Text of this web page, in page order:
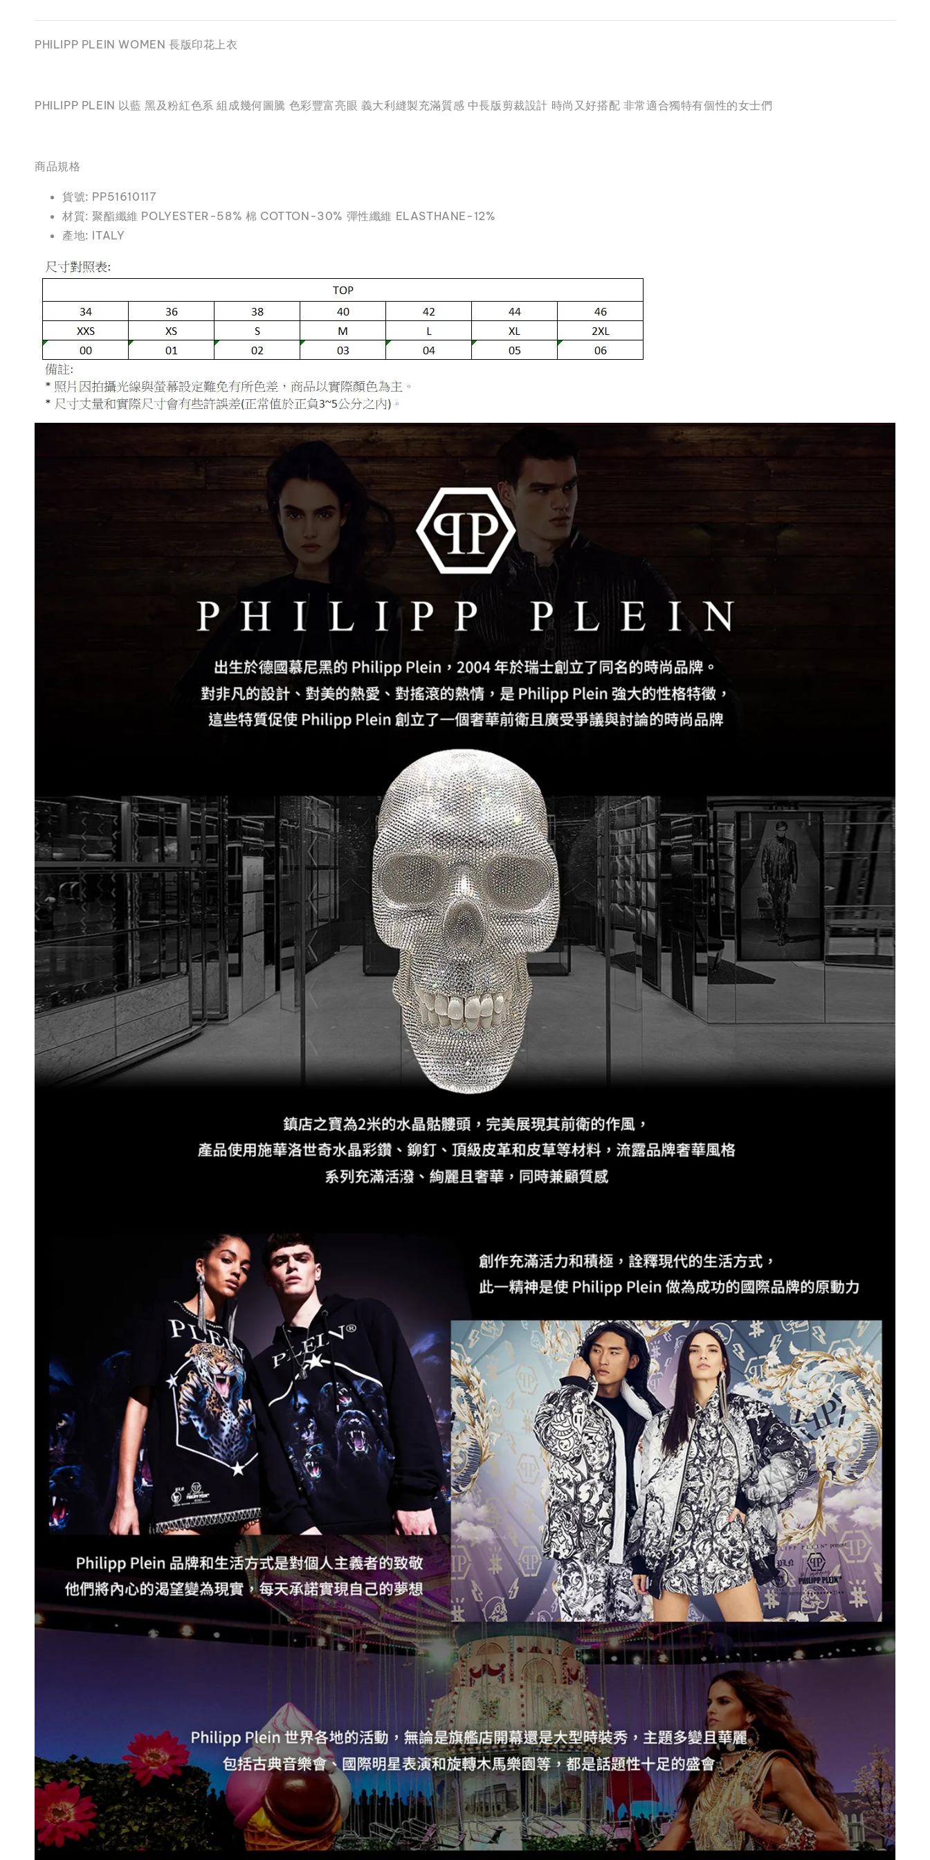
PHILIPP PLEIN WOMEN 長版印花上衣
PHILIPP PLEIN 以藍 黑及粉紅色系 組成幾何圖騰 色彩豐富亮眼 義大利縫製充滿質感 中長版剪裁設計 時尚又好搭配 非常適合獨特有個性的女士們
商品規格
貨號: PP51610117
材質: 聚酯纖維 POLYESTER-58% 棉 COTTON-30% 彈性纖維 ELASTHANE-12%
產地: ITALY